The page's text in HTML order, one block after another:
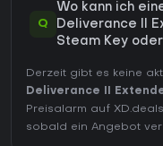
Q
Wo kann ich
Deliverance II
Steam Key
Derzeit gibt es keine
Deliverance II
Preisalarm auf
sobald ein Angebot